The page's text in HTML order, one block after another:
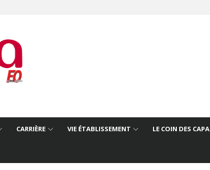
CARRIÈRE VIE ÉTABLISSEMENT LE COIN DES CAPA